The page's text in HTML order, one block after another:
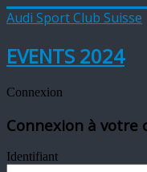
Audi Sport Club Suisse
EVENTS 2024
Connexion
Connexion à votre
Identifiant